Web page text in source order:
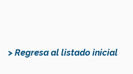
> Regresa al listado inicial